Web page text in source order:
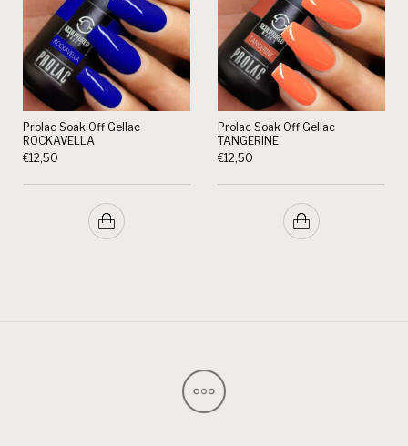
Prolac Soak Off Gellac
ROCKAVELLA
€12,50
Prolac Soak Off Gellac
TANGERINE
€12,50